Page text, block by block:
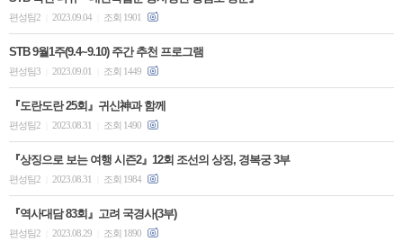
편성팀2 2023.09.04 조회 1901
STB 9월1주(9.4~9.10) 주간 추천 프로그램
편성팀3 2023.09.01 조회 1449
『도란도란 25회』귀신神과 함께
편성팀2 2023.08.31 조회 1490
『상징으로 보는 여행 시즌2』12회 조선의 상징, 경복궁 3부
편성팀2 2023.08.31 조회 1984
『역사대담 83회』고려 국경사(3부)
편성팀2 2023.08.29 조회 1890